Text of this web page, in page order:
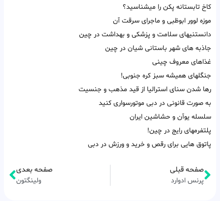
کاخ تابستانه پکن را میشناسید؟
موزه لوور ابوظبی و ماجرای سرقت آن
دانستنیهای سلامت و پزشکی و بهداشت در چین
جاذبه های شهر باستانی شیان در چین
غذاهای معروف چینی
جنگلهای همیشه سبز کره جنوبی!
رها شدن سنای استرالیا از قید مذهب و جنسیت
به صورت قانونی در دبی موتورسواری کنید
سلسله یوآن و حشاشین ایران
پلتفرمهای رایج در چین!
پاتوق هایی برای رقص و خرید و ورزش در دبی
صفحه قبلی
پرنس ادوارد
صفحه بعدی
ولینگتون